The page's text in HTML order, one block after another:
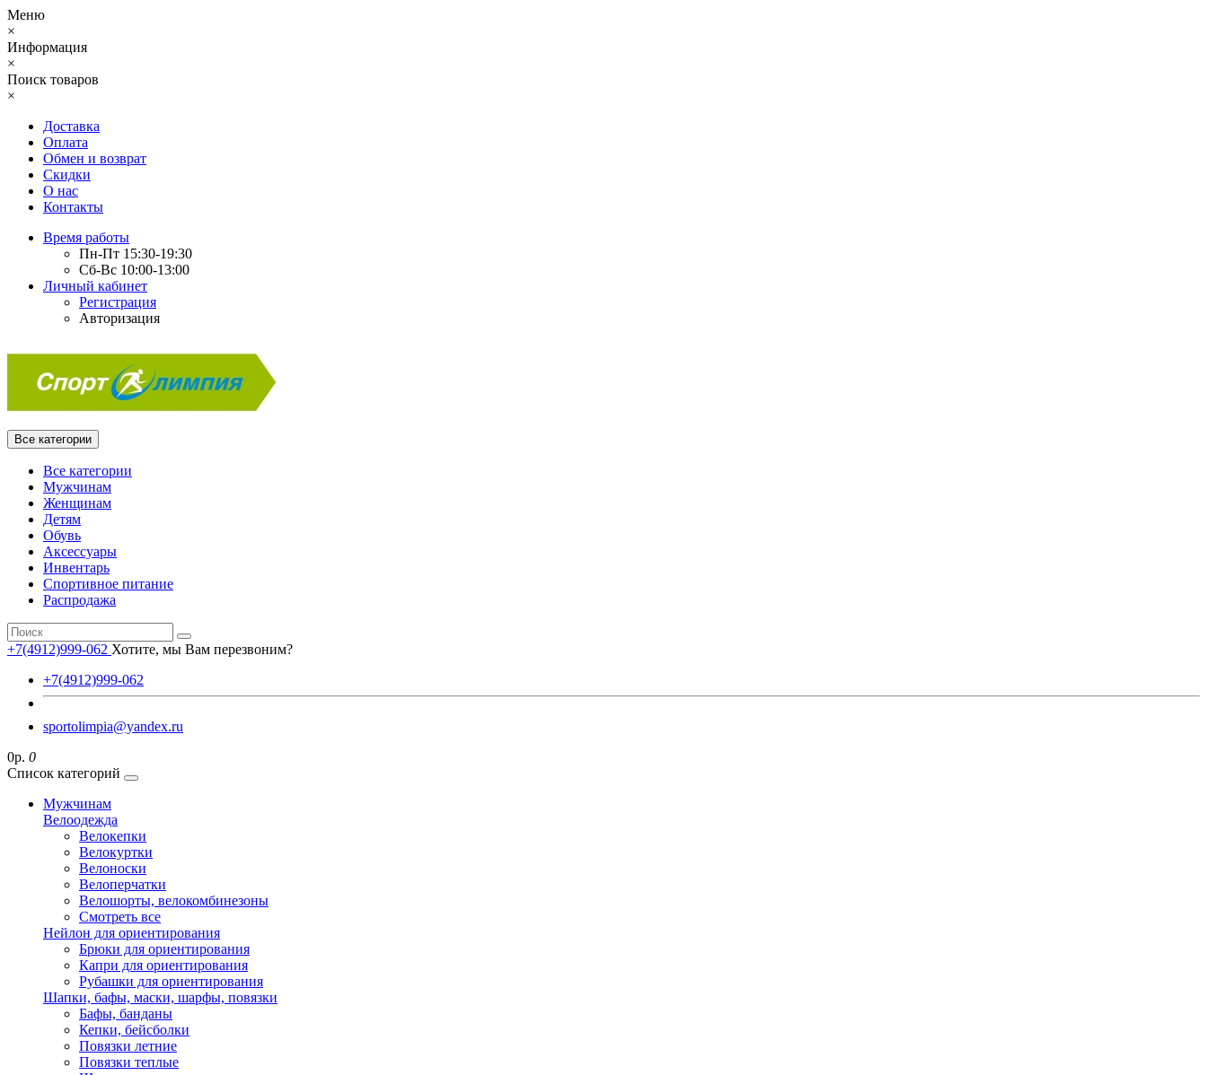
Меню
×
Информация
×
Поиск товаров
×
Доставка
Оплата
Обмен и возврат
Скидки
О нас
Контакты
Время работы
Пн-Пт 15:30-19:30
Сб-Вс 10:00-13:00
Личный кабинет
Регистрация
Авторизация
Все категории
Все категории
Мужчинам
Женщинам
Детям
Обувь
Аксессуары
Инвентарь
Спортивное питание
Распродажа
+7(4912)999-062 Хотите, мы Вам перезвоним?
+7(4912)999-062
sportolimpia@yandex.ru
0р. 0
Список категорий
Мужчинам
Велоодежда
Велокепки
Велокуртки
Велоноски
Велоперчатки
Велошорты, велокомбинезоны
Смотреть все
Нейлон для ориентирования
Брюки для ориентирования
Капри для ориентирования
Рубашки для ориентирования
Шапки, бафы, маски, шарфы, повязки
Бафы, банданы
Кепки, бейсболки
Повязки летние
Повязки теплые